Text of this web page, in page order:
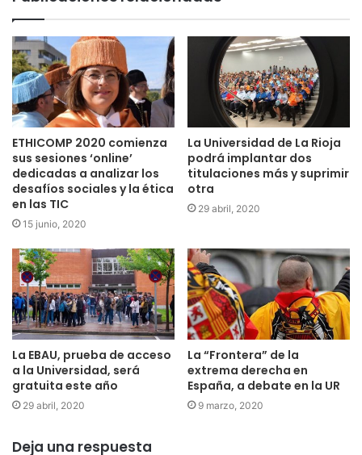
ETHICOMP 2020 comienza
sus sesiones ‘online’
dedicadas a analizar los
desafíos sociales y la ética
en las TIC
15 junio, 2020
La Universidad de La Rioja
podrá implantar dos
titulaciones más y suprimir
otra
29 abril, 2020
La EBAU, prueba de acceso
a la Universidad, será
gratuita este año
29 abril, 2020
La “Frontera” de la
extrema derecha en
España, a debate en la UR
9 marzo, 2020
Deja una respuesta